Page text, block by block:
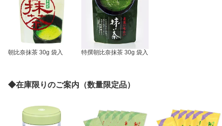
朝比奈抹茶 30g 袋入 特撰朝比奈抹茶 30g 袋入
◆在庫限りのご案内（数量限定品）